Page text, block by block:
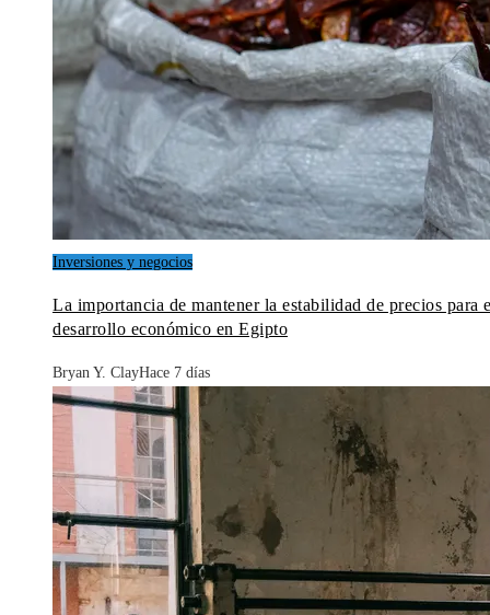
Inversiones y negocios
La importancia de mantener la estabilidad de precios para
desarrollo económico en Egipto
Bryan Y. ClayHace 7 días